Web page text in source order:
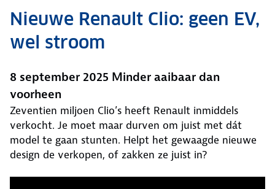
Nieuwe Renault Clio: geen EV,
wel stroom
8 september 2025 Minder aaibaar dan
voorheen
Zeventien miljoen Clio’s heeft Renault inmiddels
verkocht. Je moet maar durven om juist met dát
model te gaan stunten. Helpt het gewaagde nieuwe
design de verkopen, of zakken ze juist in?